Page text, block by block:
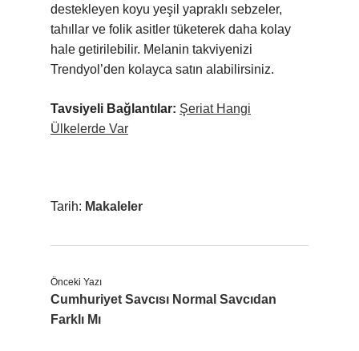
destekleyen koyu yeşil yapraklı sebzeler,
tahıllar ve folik asitler tüketerek daha kolay
hale getirilebilir. Melanin takviyenizi
Trendyol’den kolayca satın alabilirsiniz.
Tavsiyeli Bağlantılar: Şeriat Hangi
Ülkelerde Var
Tarih: Makaleler
Önceki Yazı
Cumhuriyet Savcısı Normal Savcıdan
Farklı Mı